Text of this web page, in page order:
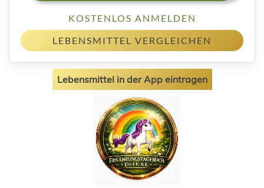
KOSTENLOS ANMELDEN
LEBENSMITTEL VERGLEICHEN
Lebensmittel in der App eintragen